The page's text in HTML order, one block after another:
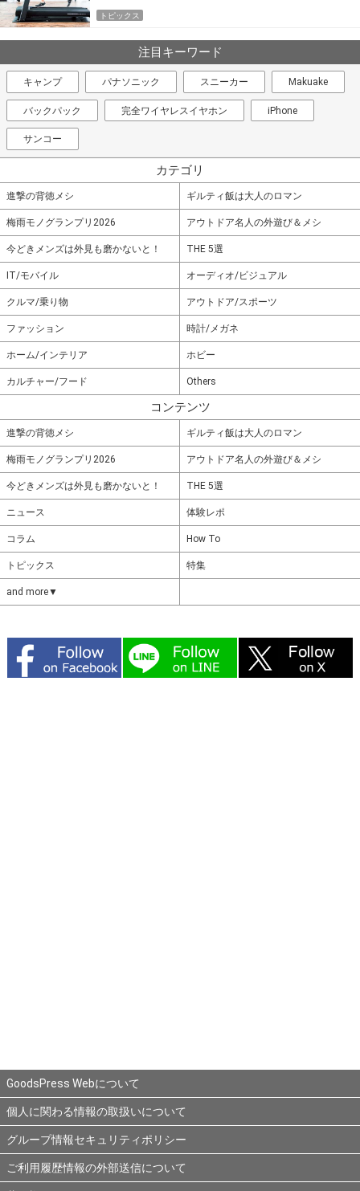
トピックス
注目キーワード
キャンプ パナソニック スニーカー Makuake
バックパック 完全ワイヤレスイヤホン iPhone
サンコー
カテゴリ
進撃の背徳メシ ギルティ飯は大人のロマン
梅雨モノグランプリ2026 アウトドア名人の外遊び＆メシ
今どきメンズは外見も磨かないと！ THE 5選
IT/モバイル オーディオ/ビジュアル
クルマ/乗り物 アウトドア/スポーツ
ファッション 時計/メガネ
ホーム/インテリア ホビー
カルチャー/フード Others
コンテンツ
進撃の背徳メシ ギルティ飯は大人のロマン
梅雨モノグランプリ2026 アウトドア名人の外遊び＆メシ
今どきメンズは外見も磨かないと！ THE 5選
ニュース 体験レポ
コラム How To
トピックス 特集
and more▼
GoodsPress Webについて
個人に関わる情報の取扱いについて
グループ情報セキュリティポリシー
ご利用履歴情報の外部送信について